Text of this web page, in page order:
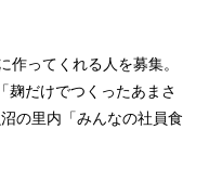
作ってくれる人を募集。
麹だけでつくったあまさ
の里内「みんなの社員食